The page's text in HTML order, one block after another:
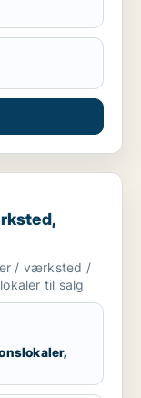
til salg i
/ værksted /
til salg